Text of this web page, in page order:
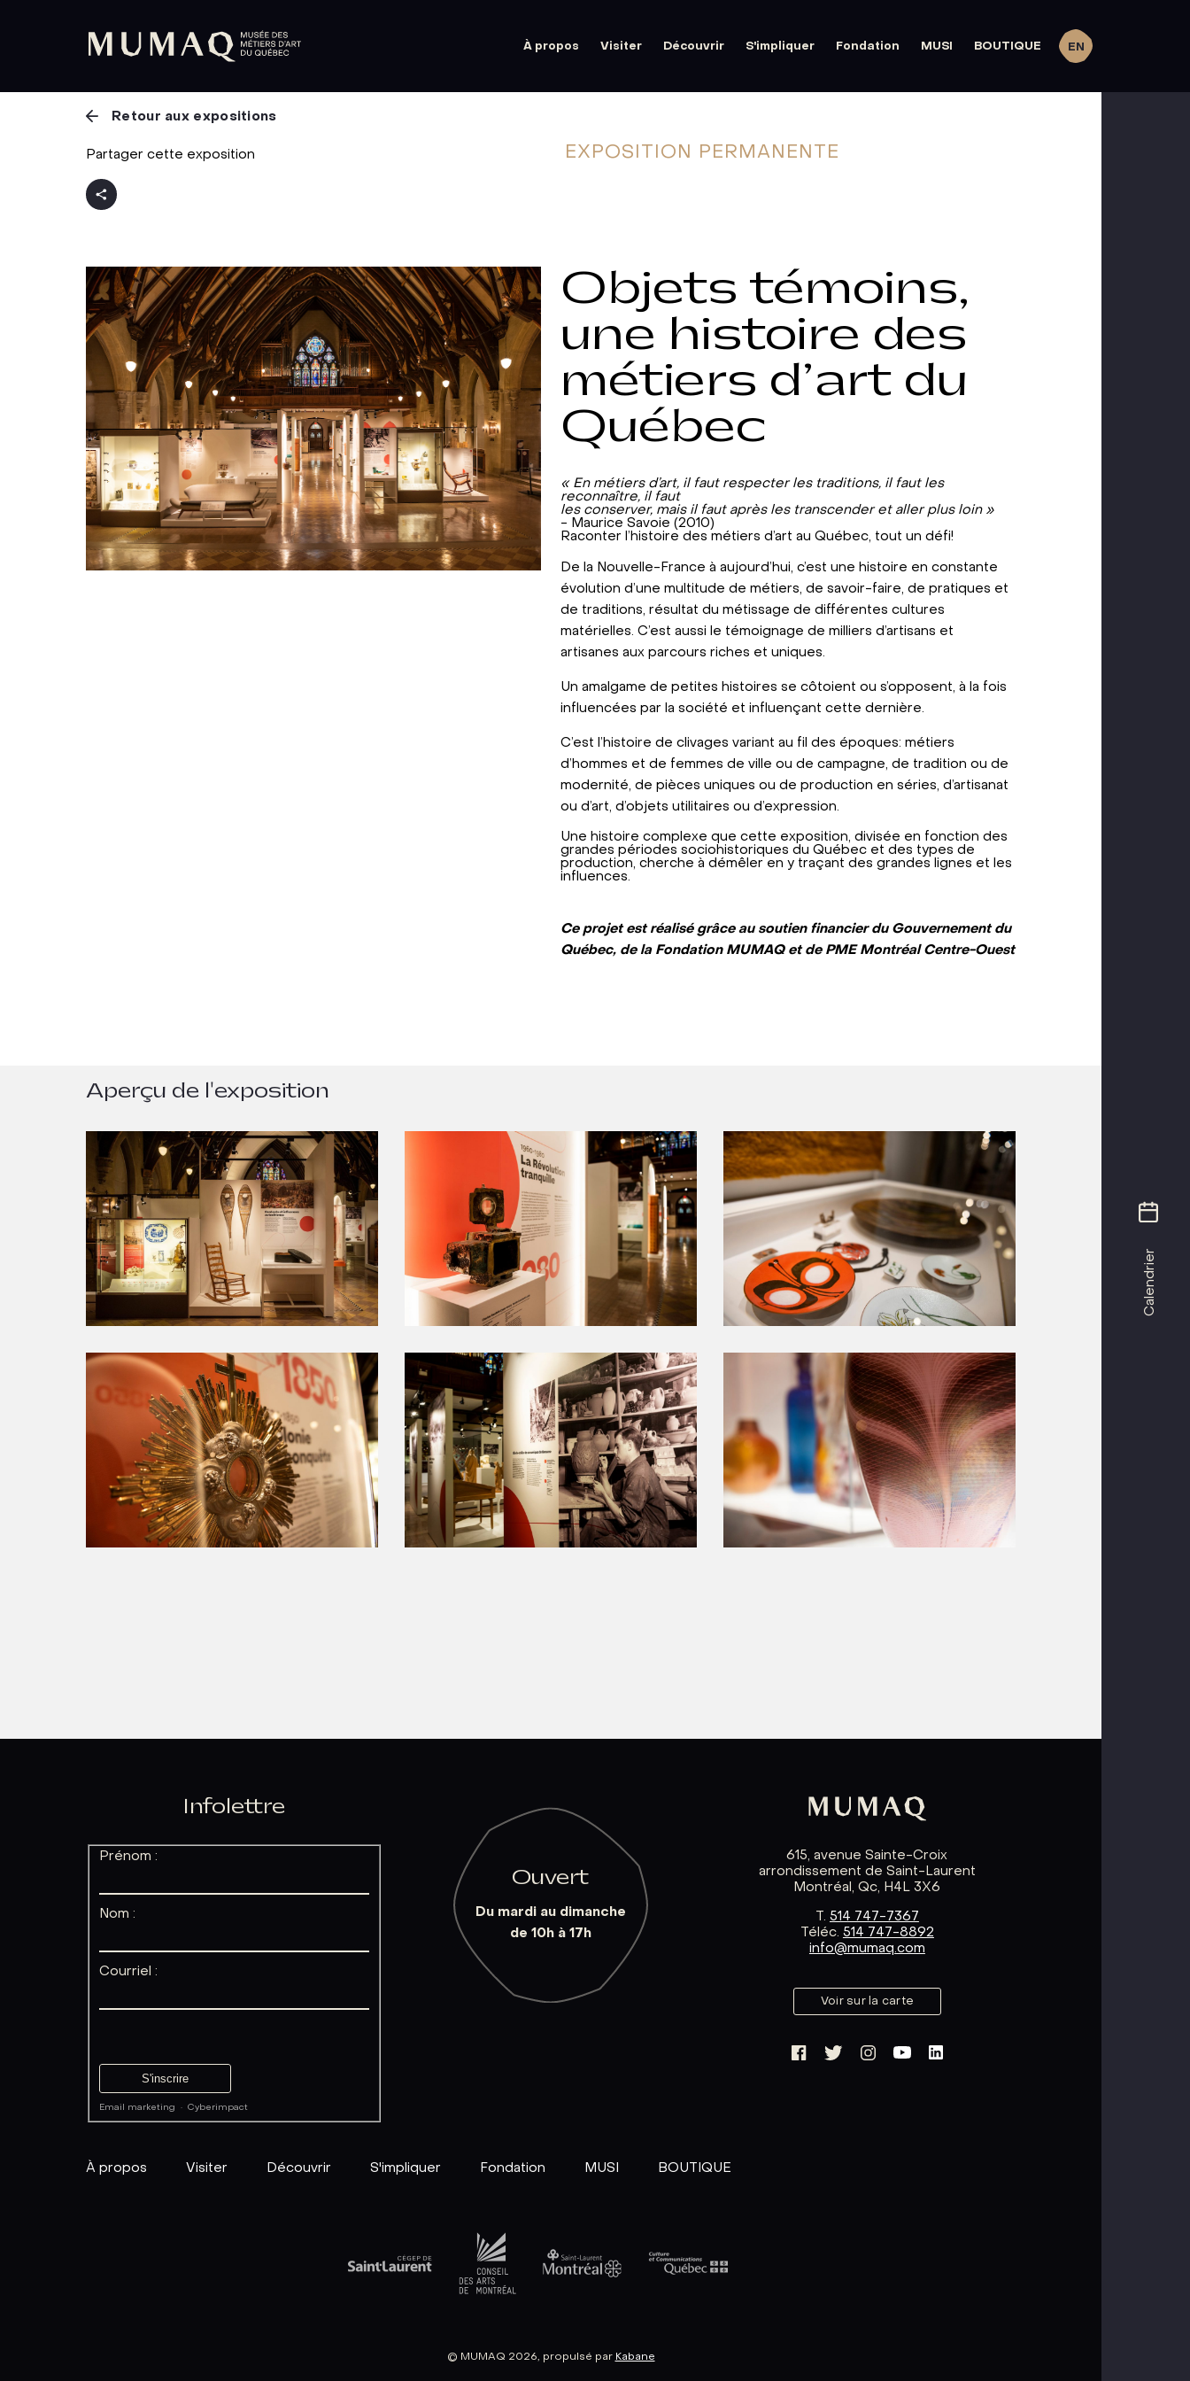
À propos Visiter Découvrir S'impliquer Fondation MUSI BOUTIQUE EN
Calendrier
Retour aux expositions
Partager cette exposition EXPOSITION PERMANENTE
Objets témoins,
une histoire des
métiers d’art du
Québec
« En métiers d’art, il faut respecter les traditions, il faut les
reconnaître, il faut
les conserver, mais il faut après les transcender et aller plus loin »
- Maurice Savoie (2010)
Raconter l’histoire des métiers d’art au Québec, tout un défi!
De la Nouvelle-France à aujourd’hui, c’est une histoire en constante
évolution d’une multitude de métiers, de savoir-faire, de pratiques et
de traditions, résultat du métissage de différentes cultures
matérielles. C’est aussi le témoignage de milliers d’artisans et
artisanes aux parcours riches et uniques.
Un amalgame de petites histoires se côtoient ou s’opposent, à la fois
influencées par la société et influençant cette dernière.
C’est l’histoire de clivages variant au fil des époques: métiers
d’hommes et de femmes de ville ou de campagne, de tradition ou de
modernité, de pièces uniques ou de production en séries, d’artisanat
ou d’art, d’objets utilitaires ou d’expression.
Une histoire complexe que cette exposition, divisée en fonction des
grandes périodes sociohistoriques du Québec et des types de
production, cherche à démêler en y traçant des grandes lignes et les
influences.
Ce projet est réalisé grâce au soutien financier du Gouvernement du
Québec, de la Fondation MUMAQ et de PME Montréal Centre-Ouest
Aperçu de l'exposition
Infolettre
Prénom :
Nom :
Courriel :
Email marketing ·Cyberimpact
Ouvert
Du mardi au dimanche
de 10h à 17h
615, avenue Sainte-Croix
arrondissement de Saint-Laurent
Montréal, Qc, H4L 3X6
T. 514 747-7367
Téléc. 514 747-8892
info@mumaq.com
Voir sur la carte
À propos Visiter Découvrir S'impliquer Fondation MUSI BOUTIQUE
© MUMAQ 2026, propulsé par Kabane